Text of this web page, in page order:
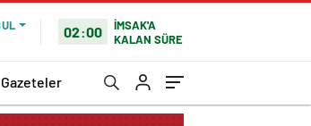
02:00
İMSAK'A
KALAN SÜRE
Gazeteler